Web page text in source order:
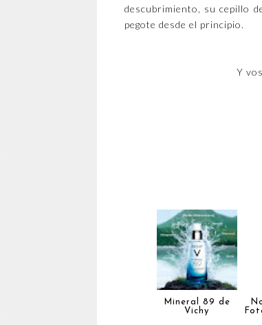
descubrimiento, su cepillo
pegote desde el principio.
Y
Mineral 89 de
Vichy